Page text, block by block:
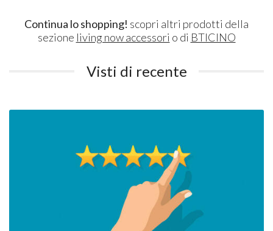
Continua lo shopping! scopri altri prodotti della
sezione living now accessori o di BTICINO
Visti di recente